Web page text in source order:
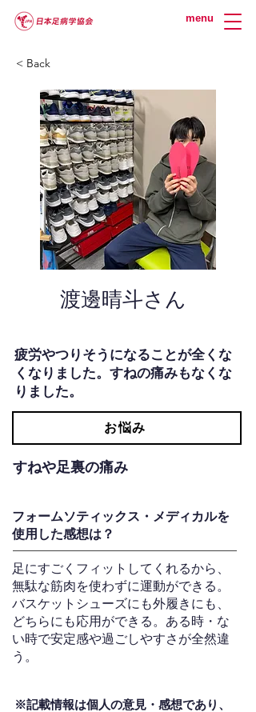
menu
< Back
渡邊晴斗さん
疲労やつりそうになることが全くな
くなりました。すねの痛みもなくな
りました。
お悩み
すねや足裏の痛み
フォームソティックス・メディカルを
使用した感想は？
足にすごくフィットしてくれるから、
無駄な筋肉を使わずに運動ができる。
バスケットシューズにも外履きにも、
どちらにも応用ができる。ある時・な
い時で安定感や過ごしやすさが全然違
う。
※記載情報は個人の意見・感想であり、